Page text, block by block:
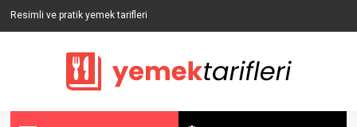
Resimli ve pratik yemek tarifleri